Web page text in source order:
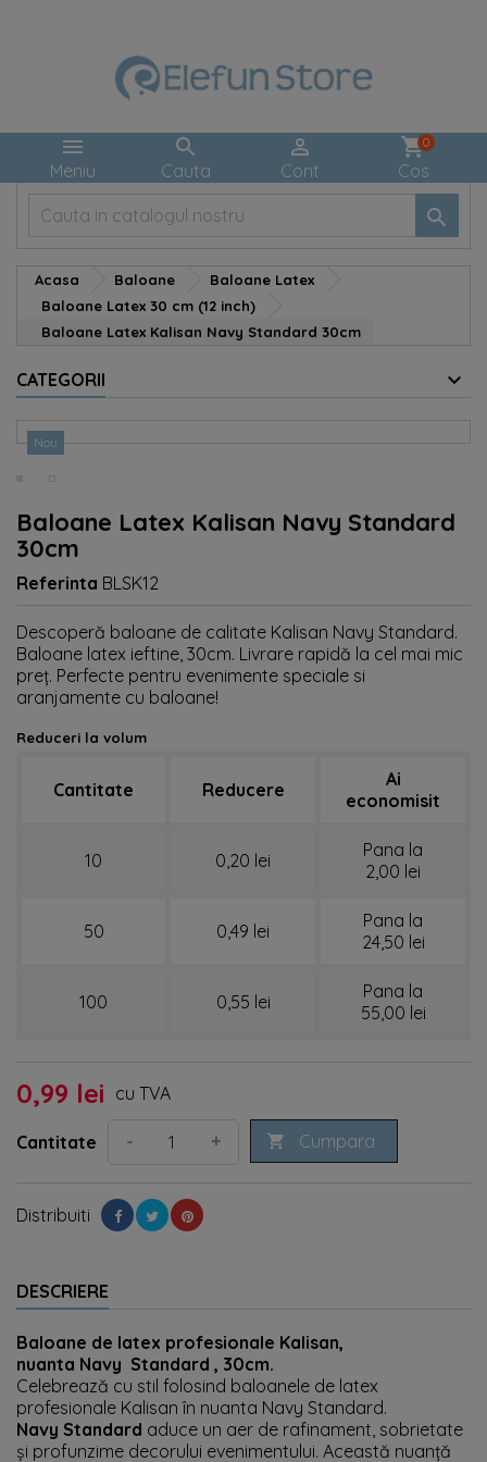

Meniu

Cauta

Cont
shopping_cart
Cos
0

Acasa Baloane
Baloane Latex
Baloane Latex 30 cm (12 inch)
Baloane Latex Kalisan Navy Standard 30cm
CATEGORII
Nou
Baloane Latex Kalisan Navy Standard
30cm
Referinta BLSK12
Descoperă baloane de calitate Kalisan Navy Standard.
Baloane latex ieftine, 30cm. Livrare rapidă la cel mai mic
preț. Perfecte pentru evenimente speciale si
aranjamente cu baloane!
Reduceri la volum
Cantitate Reducere
Ai
economisit
10 0,20 lei
Pana la
2,00 lei
50 0,49 lei
Pana la
24,50 lei
100 0,55 lei
Pana la
55,00 lei
0,99 lei cu TVA
Cantitate - +  Cumpara
Distribuiti
DESCRIERE
Baloane de latex profesionale Kalisan,
nuanta Navy Standard , 30cm.
Celebrează cu stil folosind baloanele de latex
profesionale Kalisan în nuanta Navy Standard.
Navy Standard aduce un aer de rafinament, sobrietate
și profunzime decorului evenimentului. Această nuanță